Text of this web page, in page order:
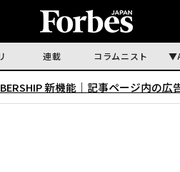
連載 コラムニスト
新機能｜ 記事ページ内の広